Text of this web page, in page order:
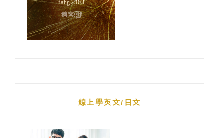
線上學英文/日文